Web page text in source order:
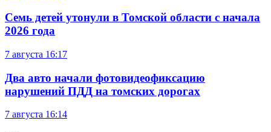
Семь детей утонули в Томской области с начала
2026 года
7 августа 16:17
Два авто начали фотовидеофиксацию
нарушений ПДД на томских дорогах
7 августа 16:14